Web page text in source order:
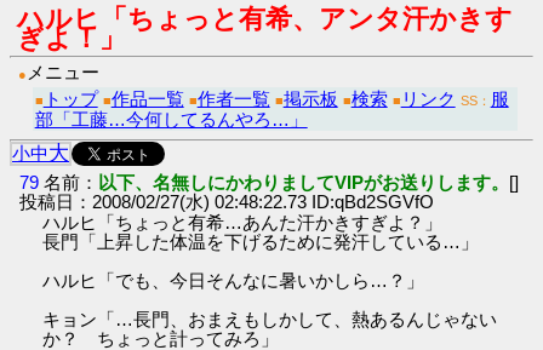
ハルヒ「ちょっと有希、アンタ汗かきす
ぎよ！」
● メニュー
■ トップ ■作品一覧 ■作者一覧 ■掲示板 ■検索 ■ リンク SS： 服
部「工藤…今何してるんやろ…」
小中大
79 名前： 以下、名無しにかわりましてVIPがお送りします。 []
投稿日：2008/02/27(水) 02:48:22.73 ID:qBd2SGVfO
ハルヒ「ちょっと有希…あんた汗かきすぎよ？」
長門「上昇した体温を下げるために発汗している…」
ハルヒ「でも、今日そんなに暑いかしら…？」
キョン「…長門、おまえもしかして、熱あるんじゃない
か？ ちょっと計ってみろ」